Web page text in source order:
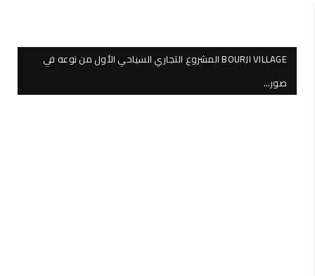
BOURJI VILLAGE المشروع التجاري السياحي الأول من نوعه في
صور…